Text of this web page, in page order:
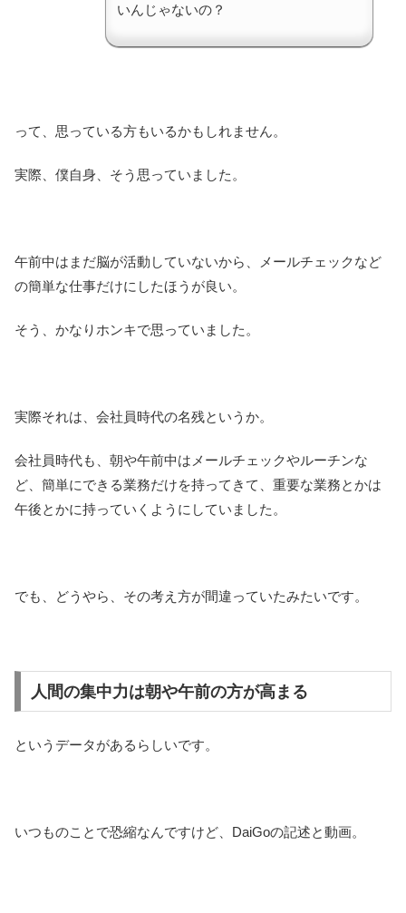
いんじゃないの？
って、思っている方もいるかもしれません。
実際、僕自身、そう思っていました。
午前中はまだ脳が活動していないから、メールチェックなど
の簡単な仕事だけにしたほうが良い。
そう、かなりホンキで思っていました。
実際それは、会社員時代の名残というか。
会社員時代も、朝や午前中はメールチェックやルーチンな
ど、簡単にできる業務だけを持ってきて、重要な業務とかは
午後とかに持っていくようにしていました。
でも、どうやら、その考え方が間違っていたみたいです。
人間の集中力は朝や午前の方が高まる
というデータがあるらしいです。
いつものことで恐縮なんですけど、DaiGoの記述と動画。